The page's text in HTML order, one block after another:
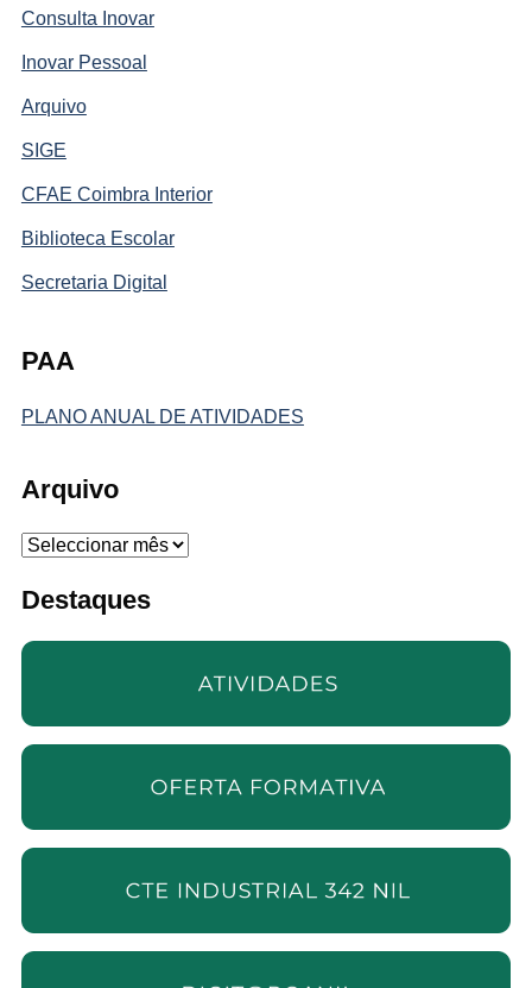
Consulta Inovar
Inovar Pessoal
Arquivo
SIGE
CFAE Coimbra Interior
Biblioteca Escolar
Secretaria Digital
PAA
PLANO ANUAL DE ATIVIDADES
Arquivo
Arquivo
Destaques